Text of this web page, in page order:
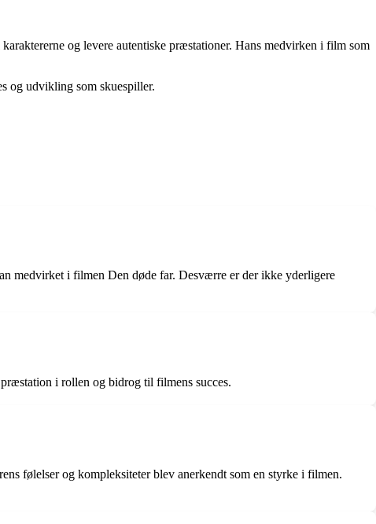
og levere autentiske præstationer. Hans medvirken i film som
og udvikling som skuespiller.
medvirket i filmen Den døde far. Desværre er der ikke yderligere
i rollen og bidrog til filmens succes.
følelser og kompleksiteter blev anerkendt som en styrke i filmen.